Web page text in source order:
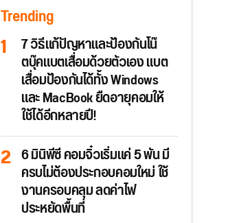
Trending
7 วิธีแก้ปัญหาและป้องกันโน๊
ตบุ๊คแบตเสื่อมด้วยตัวเอง แบต
เสื่อมป้องกันได้ทั้ง Windows
และ MacBook ยืดอายุคอมให้
ใช้ได้อีกหลายปี!
6 มินิพีซี คอมจิ๋วเริ่มแค่ 5 พัน มี
ครบไม่ต้องประกอบคอมใหม่ ใช้
งานครอบคลุม ลดค่าไฟ
ประหยัดพื้นที่